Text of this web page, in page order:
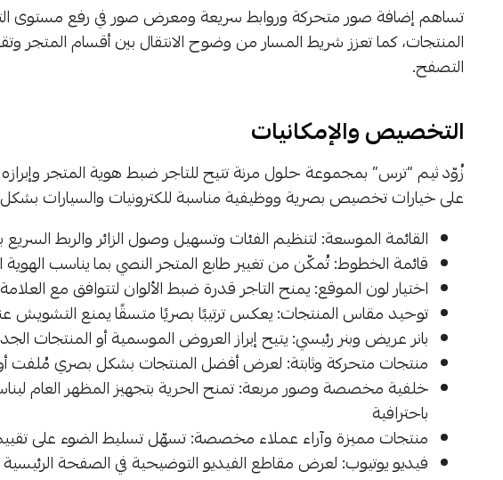
تساهم إضافة صور متحركة وروابط سريعة ومعرض صور في رفع مستوى
المنتجات، كما تعزز شريط المسار من وضوح الانتقال بين أقسام المتجر
التصفح.
التخصيص والإمكانيات
زُوّد ثيم “ترس” بمجموعة حلول مرنة تتيح للتاجر ضبط هوية المتجر
على خيارات تخصيص بصرية ووظيفية مناسبة للكترونيات والسيارات
القائمة الموسعة: لتنظيم الفئات وتسهيل وصول الزائر والربط السريع
قائمة الخطوط: تُمكّن من تغيير طابع المتجر النصي بما يناسب الهوية
اختيار لون الموقع: يمنح التاجر قدرة ضبط الألوان لتتوافق مع
توحيد مقاس المنتجات: يعكس ترتيبًا بصريًا متسقًا يمنع
بانر عريض وبنر رئيسي: يتيح إبراز العروض الموسمية أو المنتجات
منتجات متحركة وثابتة: لعرض أفضل المنتجات بشكل بصري مُلفت
خلفية مخصصة وصور مربعة: تمنح الحرية بتجهيز المظهر العام
باحترافية
منتجات مميزة وآراء عملاء مخصصة: تسهّل تسليط الضوء على
فيديو يوتيوب: لعرض مقاطع الفيديو التوضيحية في الصفحة